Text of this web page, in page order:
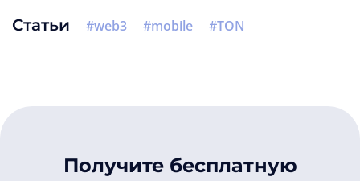
Статьи web3 mobile TON
Получите бесплатную